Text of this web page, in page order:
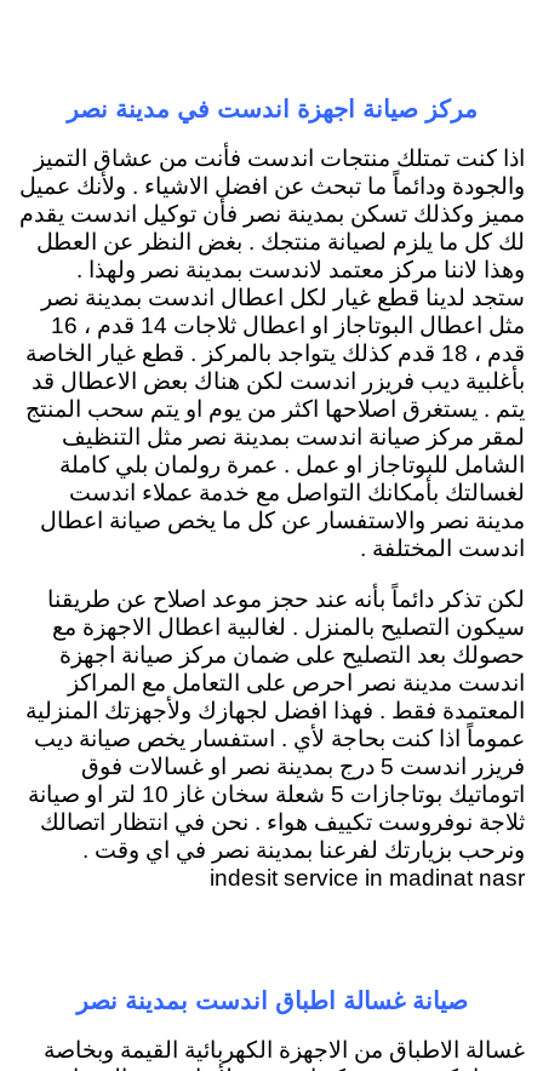
مركز صيانة اجهزة اندست في مدينة نصر
اذا كنت تمتلك منتجات اندست فأنت من عشاق التميز
والجودة ودائماً ما تبحث عن افضل الاشياء . ولأنك عميل
مميز وكذلك تسكن بمدينة نصر فأن توكيل اندست يقدم
لك كل ما يلزم لصيانة منتجك . بغض النظر عن العطل
وهذا لاننا مركز معتمد لاندست بمدينة نصر ولهذا .
ستجد لدينا قطع غيار لكل اعطال اندست بمدينة نصر
مثل اعطال البوتاجاز او اعطال ثلاجات 14 قدم ، 16
قدم ، 18 قدم كذلك يتواجد بالمركز . قطع غيار الخاصة
بأغلبية ديب فريزر اندست لكن هناك بعض الاعطال قد
يتم . يستغرق اصلاحها اكثر من يوم او يتم سحب المنتج
لمقر مركز صيانة اندست بمدينة نصر مثل التنظيف
الشامل للبوتاجاز او عمل . عمرة رولمان بلي كاملة
لغسالتك بأمكانك التواصل مع خدمة عملاء اندست
مدينة نصر والاستفسار عن كل ما يخص صيانة اعطال
اندست المختلفة .
لكن تذكر دائماً بأنه عند حجز موعد اصلاح عن طريقنا
سيكون التصليح بالمنزل . لغالبية اعطال الاجهزة مع
حصولك بعد التصليح على ضمان مركز صيانة اجهزة
اندست مدينة نصر احرص على التعامل مع المراكز
المعتمدة فقط . فهذا افضل لجهازك ولأجهزتك المنزلية
عموماً اذا كنت بحاجة لأي . استفسار يخص صيانة ديب
فريزر اندست 5 درج بمدينة نصر او غسالات فوق
اتوماتيك بوتاجازات 5 شعلة سخان غاز 10 لتر او صيانة
ثلاجة نوفروست تكييف هواء . نحن في انتظار اتصالك
ونرحب بزيارتك لفرعنا بمدينة نصر في اي وقت .
indesit service in madinat nasr
صيانة غسالة اطباق اندست بمدينة نصر
غسالة الاطباق من الاجهزة الكهربائية القيمة وبخاصة